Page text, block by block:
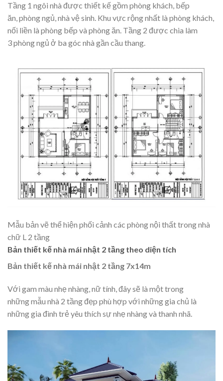
Tầng 1 ngôi nhà được thiết kế gồm phòng khách, bếp
ăn, phòng ngủ, nhà vệ sinh. Khu vực rộng nhất là phòng khách,
nối liền là phòng bếp và phòng ăn. Tầng 2 được chia làm
3 phòng ngủ ở ba góc nhà gần cầu thang.
Mẫu bản vẽ thể hiện phối cảnh các phòng nội thất trong nhà
chữ L 2 tầng
Bản thiết kế nhà mái nhật 2 tầng theo diện tích
Bản thiết kế nhà mái nhật 2 tầng 7x14m
Với gam màu nhẹ nhàng, nữ tính, đây sẽ là một trong
những mẫu nhà 2 tầng đẹp phù hợp với những gia chủ là
những gia đình trẻ yêu thích sự nhẹ nhàng và thanh nhã.